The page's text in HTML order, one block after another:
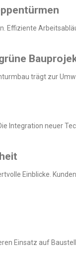
Effiziente
trägt zur
Integration neuer
Einblicke.
Einsatz auf